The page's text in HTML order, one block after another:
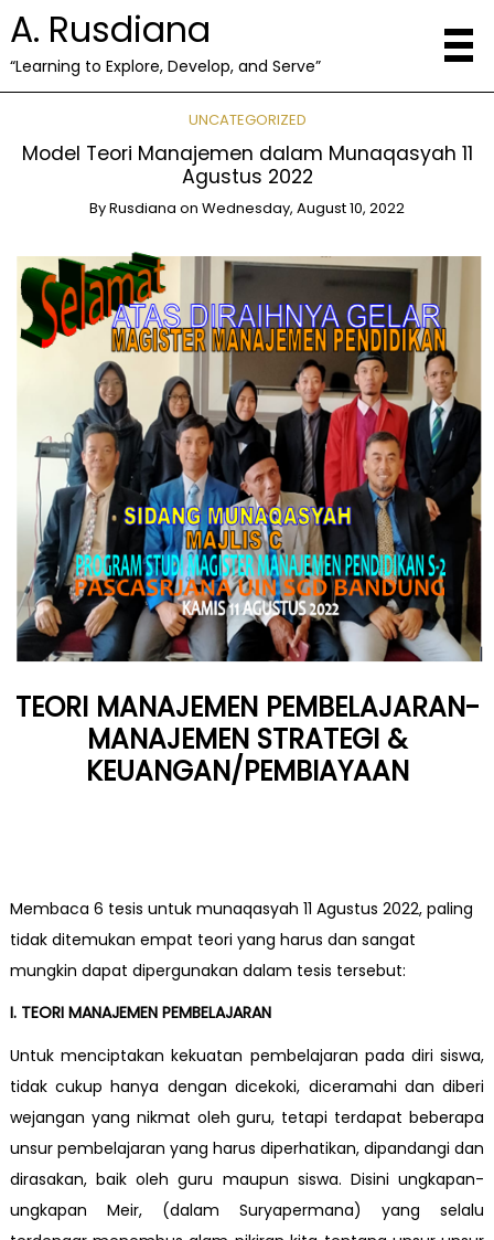
A. Rusdiana
“Learning to Explore, Develop, and Serve”
UNCATEGORIZED
Model Teori Manajemen dalam Munaqasyah 11
Agustus 2022
ByRusdiana on Wednesday, August 10, 2022
TEORI MANAJEMEN PEMBELAJARAN-
MANAJEMEN STRATEGI &
KEUANGAN/PEMBIAYAAN
Membaca 6 tesis untuk munaqasyah 11 Agustus 2022, paling
tidak ditemukan empat teori yang harus dan sangat
mungkin dapat dipergunakan dalam tesis tersebut:
I. TEORI MANAJEMEN PEMBELAJARAN
Untuk menciptakan kekuatan pembelajaran pada diri siswa,
tidak cukup hanya dengan dicekoki, diceramahi dan diberi
wejangan yang nikmat oleh guru, tetapi terdapat beberapa
unsur pembelajaran yang harus diperhatikan, dipandangi dan
dirasakan, baik oleh guru maupun siswa. Disini ungkapan-
ungkapan Meir, (dalam Suryapermana) yang selalu